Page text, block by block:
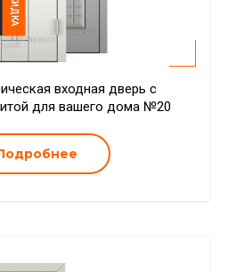
входная дверь с
для вашего дома №20